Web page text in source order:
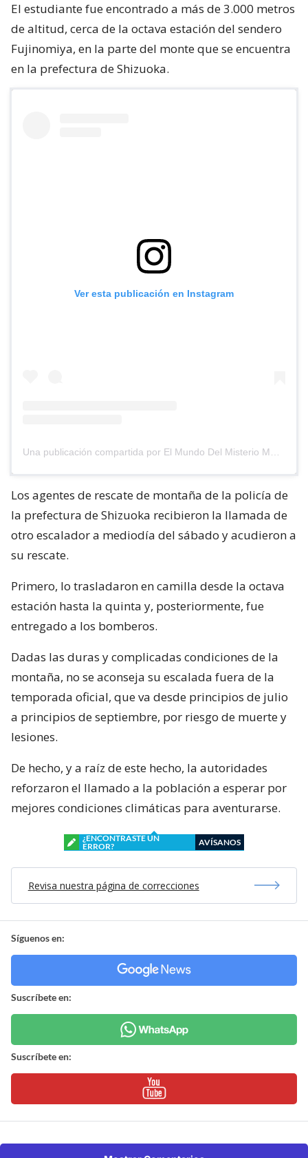
El estudiante fue encontrado a más de 3.000 metros
de altitud, cerca de la octava estación del sendero
Fujinomiya, en la parte del monte que se encuentra
en la prefectura de Shizuoka.
Ver esta publicación en Instagram
Los agentes de rescate de montaña de la policía de
la prefectura de Shizuoka recibieron la llamada de
otro escalador a mediodía del sábado y acudieron a
su rescate.
Primero, lo trasladaron en camilla desde la octava
estación hasta la quinta y, posteriormente, fue
entregado a los bomberos.
Dadas las duras y complicadas condiciones de la
montaña, no se aconseja su escalada fuera de la
temporada oficial, que va desde principios de julio
a principios de septiembre, por riesgo de muerte y
lesiones.
De hecho, y a raíz de este hecho, la autoridades
reforzaron el llamado a la población a esperar por
mejores condiciones climáticas para aventurarse.
¿ENCONTRASTE UN
ERROR?
AVÍSANOS
Revisa nuestra página de correcciones
Síguenos en:
Suscríbete en:
Suscríbete en: